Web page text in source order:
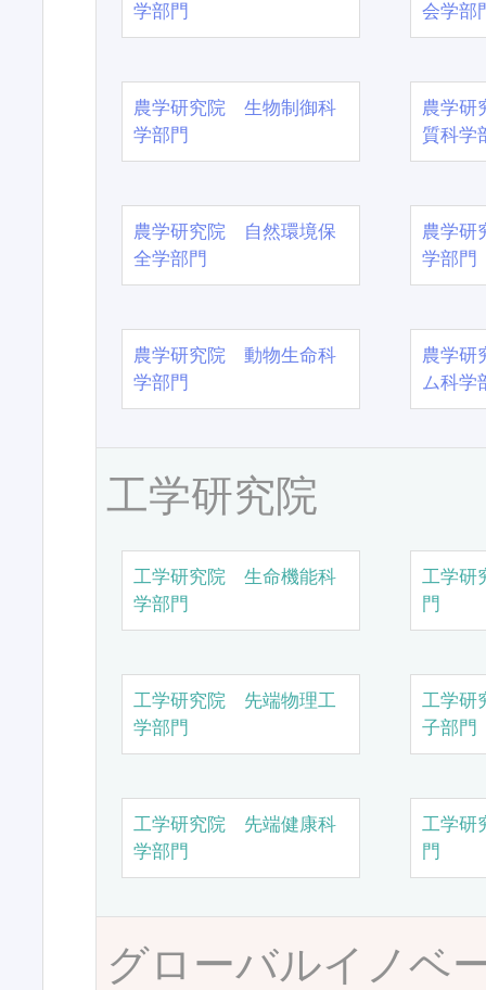
学部門
会学部
農学研究院 生物制御科
学部門
農学
質科学
農学研究院 自然環境保
全学部門
農学
学部門
農学研究院 動物生命科
学部門
農学
ム科学
工学研究院
工学研究院 生命機能科
学部門
工学研
門
工学研究院 先端物理工
学部門
工学研
子部門
工学研究院 先端健康科
学部門
工学研
門
グローバルイノベ